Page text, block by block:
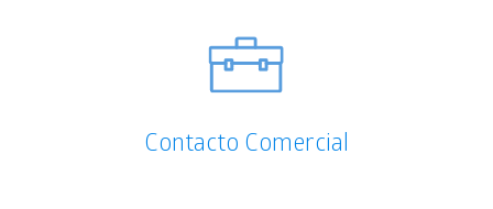
Contacto Comercial